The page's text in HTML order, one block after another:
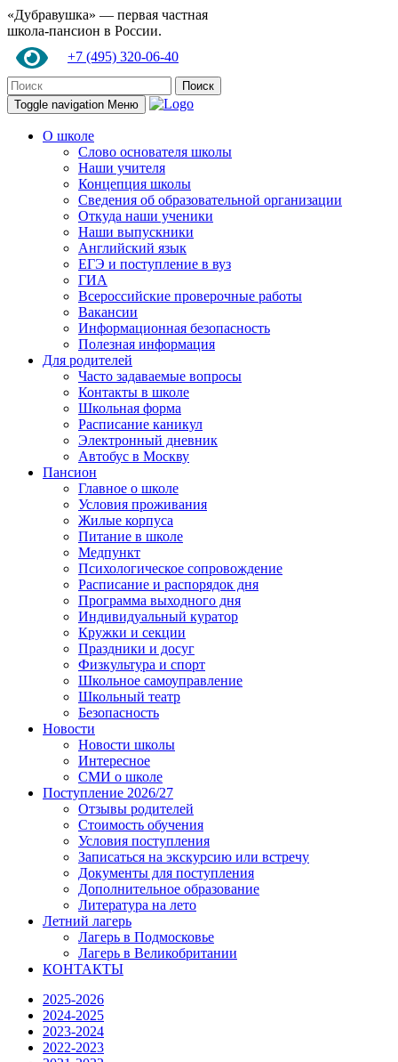
«Дубравушка» — первая частная
школа-пансион в России.
+7 (495) 320-06-40
Поиск
Toggle navigation Меню
О школе
Слово основателя школы
Наши учителя
Концепция школы
Сведения об образовательной организации
Откуда наши ученики
Наши выпускники
Английский язык
ЕГЭ и поступление в вуз
ГИА
Всероссийские проверочные работы
Вакансии
Информационная безопасность
Полезная информация
Для родителей
Часто задаваемые вопросы
Контакты в школе
Школьная форма
Расписание каникул
Электронный дневник
Автобус в Москву
Пансион
Главное о школе
Условия проживания
Жилые корпуса
Питание в школе
Медпункт
Психологическое сопровождение
Расписание и распорядок дня
Программа выходного дня
Индивидуальный куратор
Кружки и секции
Праздники и досуг
Физкультура и спорт
Школьное самоуправление
Школьный театр
Безопасность
Новости
Новости школы
Интересное
СМИ о школе
Поступление 2026/27
Отзывы родителей
Стоимость обучения
Условия поступления
Записаться на экскурсию или встречу
Документы для поступления
Дополнительное образование
Литература на лето
Летний лагерь
Лагерь в Подмосковье
Лагерь в Великобритании
КОНТАКТЫ
2025-2026
2024-2025
2023-2024
2022-2023